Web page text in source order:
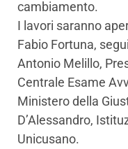
cambiamento.
I lavori saranno
Fabio Fortuna,
Antonio Melillo,
Centrale Esame
Ministero della
D’Alessandro,
Unicusano.